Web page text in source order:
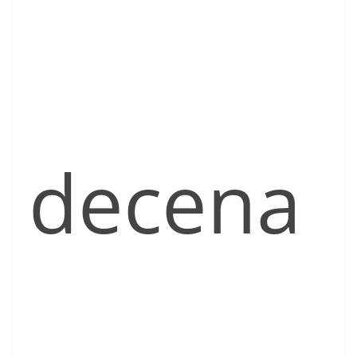
decena